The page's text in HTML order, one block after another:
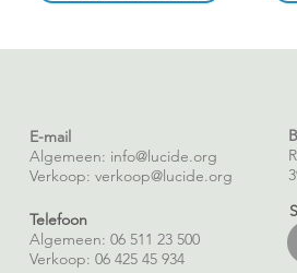
E-mail
Algemeen: info@lucide.org
Verkoop: verkoop@lucide.org
Telefoon
Algemeen: 06 511 23 500
Verkoop: 06 425 45 934